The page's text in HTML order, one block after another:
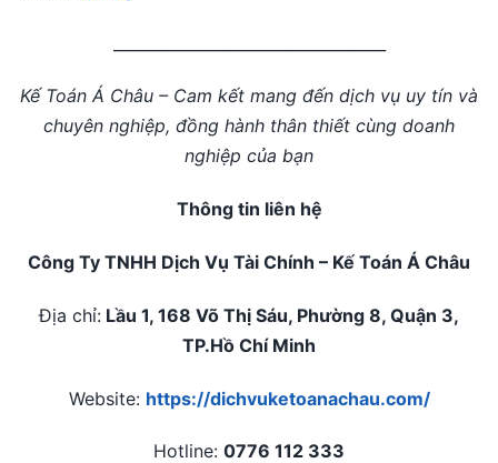
Kế Toán Á Châu – Cam kết mang đến dịch vụ uy tín và
chuyên nghiệp, đồng hành thân thiết cùng doanh
nghiệp của bạn
Thông tin liên hệ
Công Ty TNHH Dịch Vụ Tài Chính – Kế Toán Á Châu
Địa chỉ: Lầu 1, 168 Võ Thị Sáu, Phường 8, Quận 3,
TP.Hồ Chí Minh
Website: https://dichvuketoanachau.com/
Hotline: 0776 112 333